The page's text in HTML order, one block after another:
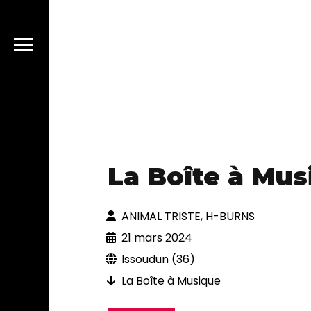
La Boîte à
ANIMAL TRISTE, H-BURNS
21 mars 2024
Issoudun (36)
La Boîte à Musique